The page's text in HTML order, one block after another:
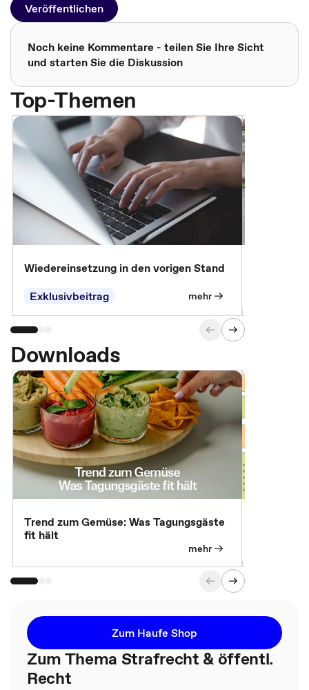
Veröffentlichen
Noch keine Kommentare - teilen Sie Ihre Sicht
und starten Sie die Diskussion
Top-Themen
Wiedereinsetzung in den vorigen Stand
Exklusivbeitrag
mehr
Downloads
Trend zum Gemüse: Was Tagungsgäste
fit hält
mehr
Zum Haufe Shop
Zum Thema Strafrecht & öffentl.
Recht